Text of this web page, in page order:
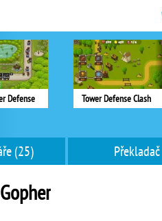
Defense Tower Defense Clash
(25) Překladač